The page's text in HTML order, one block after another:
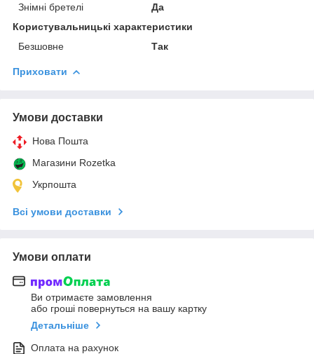
Знімні бретелі
Да
Користувальницькі характеристики
Безшовне
Так
Приховати
Умови доставки
Нова Пошта
Магазини Rozetka
Укрпошта
Всі умови доставки
Умови оплати
Ви отримаєте замовлення
або гроші повернуться на вашу картку
Детальніше
Оплата на рахунок